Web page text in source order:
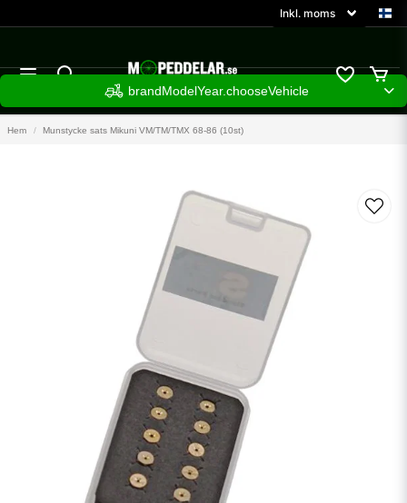
brandModelYear.chooseVehicle
Hem Munstycke sats Mikuni VM/TM/TMX 68-86 (10st)